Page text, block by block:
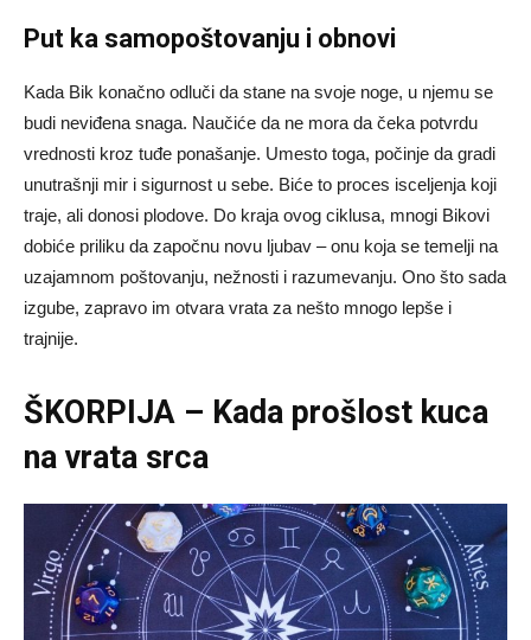
Put ka samopoštovanju i obnovi
Kada Bik konačno odluči da stane na svoje noge, u njemu se
budi neviđena snaga. Naučiće da ne mora da čeka potvrdu
vrednosti kroz tuđe ponašanje. Umesto toga, počinje da gradi
unutrašnji mir i sigurnost u sebe. Biće to proces isceljenja koji
traje, ali donosi plodove. Do kraja ovog ciklusa, mnogi Bikovi
dobiće priliku da započnu novu ljubav – onu koja se temelji na
uzajamnom poštovanju, nežnosti i razumevanju. Ono što sada
izgube, zapravo im otvara vrata za nešto mnogo lepše i
trajnije.
ŠKORPIJA – Kada prošlost kuca
na vrata srca